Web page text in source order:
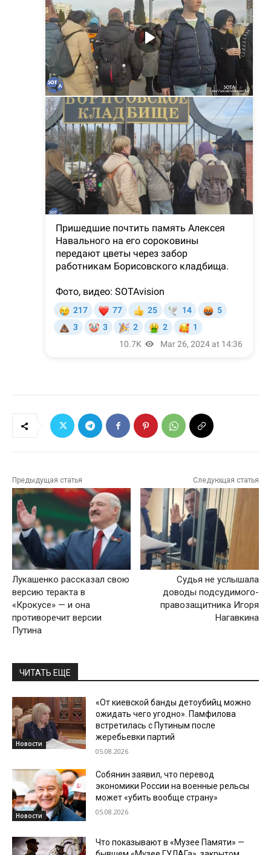
Предыдущая статья
Лукашенко рассказал свою
версию теракта в
«Крокусе» — и она
противоречит версии
Путина
Следующая статья
Судья не услышала
доводы подсудимого-
правозащитника Игоря
Нагавкина
ЧИТАТЬ ЕЩЕ
Новости
«От киевской банды детоубийц можно
ожидать чего угодно». Памфилова
встретилась с Путиным после
жеребьевки партий
05.08.2026
Новости
Собянин заявил, что перевод
экономики России на военные рельсы
может «убить вообще страну»
05.08.2026
Что показывают в «Музее Памяти» —